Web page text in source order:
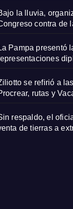
la lluvia,
contra de
Pampa presentó
se refirió a
rutas y
respaldo, el
de tierras a